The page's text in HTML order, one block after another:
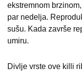
ekstremnom
par nedelja.
sušu. Kada završe
umiru.
Divlje vrste ove killi